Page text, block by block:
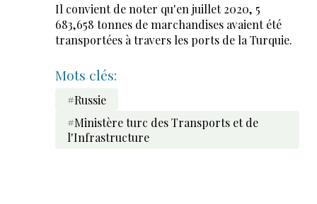
Il convient de noter qu'en juillet 2020, 5
683,658 tonnes de marchandises avaient été
transportées à travers les ports de la Turquie.
Mots clés:
#Russie
#Ministère turc des Transports et de
l'Infrastructure